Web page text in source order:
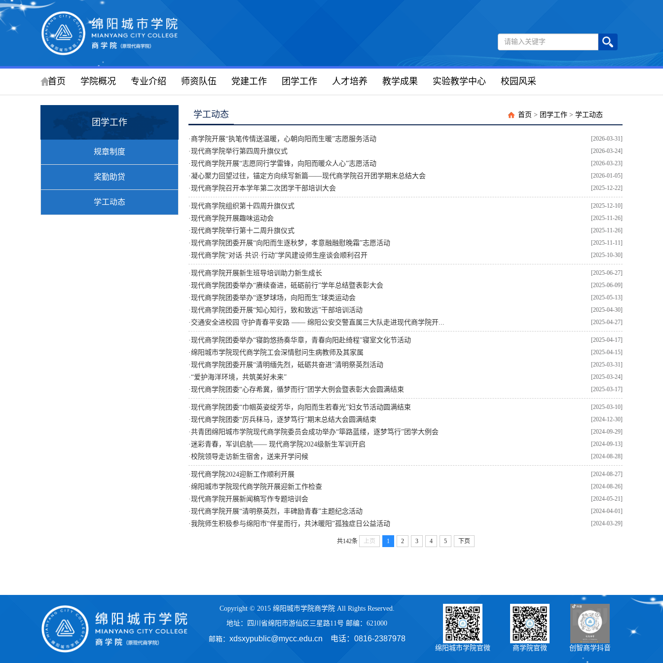
首页 学院概况 专业介绍 师资队伍 党建工作 团学工作 人才培养 教学成果 实验教学中心 校园风采
团学工作
规章制度
奖勤助贷
学工动态
学工动态 首页 > 团学工作 > 学工动态
[2026-03-31]
·商学院开展“执笔传情送温暖，心朝向阳而生暖”志愿服务活动
[2026-03-24]
·现代商学院举行第四周升旗仪式
[2026-03-23]
·现代商学院开展“志愿同行学雷锋，向阳而暖众人心”志愿活动
[2026-01-05]
·凝心聚力回望过往，锚定方向续写新篇——现代商学院召开团学期末总结大会
[2025-12-22]
·现代商学院召开本学年第二次团学干部培训大会
[2025-12-10]
·现代商学院组织第十四周升旗仪式
[2025-11-26]
·现代商学院开展趣味运动会
[2025-11-26]
·现代商学院举行第十二周升旗仪式
[2025-11-11]
·现代商学院团委开展“向阳而生逐秋梦，孝意融融慰晚霜”志愿活动
[2025-10-30]
·现代商学院“对话·共识·行动”学风建设师生座谈会顺利召开
[2025-06-27]
·现代商学院开展新生班导培训助力新生成长
[2025-06-09]
·现代商学院团委举办“赓续奋进，砥砺前行”学年总结暨表彰大会
[2025-05-13]
·现代商学院团委举办“逐梦球场，向阳而生”球类运动会
[2025-04-30]
·现代商学院团委开展“知心知行，致和致远”干部培训活动
[2025-04-27]
· 交通安全进校园 守护青春平安路 —— 绵阳公安交警直属三大队走进现代商学院开...
[2025-04-17]
·现代商学院团委举办“寝韵悠扬奏华章，青春向阳赴绮程”寝室文化节活动
[2025-04-15]
·绵阳城市学院现代商学院工会深情慰问生病教师及其家属
[2025-03-31]
·现代商学院团委开展“清明缅先烈，砥砺共奋进”清明祭英烈活动
[2025-03-24]
·“爱护海洋环境，共筑美好未来”
[2025-03-17]
·现代商学院团委“心存希冀，循梦而行”团学大例会暨表彰大会圆满结束
[2025-03-10]
·现代商学院团委“巾帼英姿绽芳华，向阳而生若春光”妇女节活动圆满结束
[2024-12-30]
·现代商学院团委“厉兵秣马，逐梦笃行”期末总结大会圆满结束
[2024-09-29]
·共青团绵阳城市学院现代商学院委员会成功举办“筚路蓝缕，逐梦笃行”团学大例会
[2024-09-13]
·迷彩青春，军训启航—— 现代商学院2024级新生军训开启
[2024-08-28]
·校院领导走访新生宿舍，送来开学问候
[2024-08-27]
·现代商学院2024迎新工作顺利开展
[2024-08-26]
·绵阳城市学院现代商学院开展迎新工作检查
[2024-05-21]
·现代商学院开展新闻稿写作专题培训会
[2024-04-01]
·现代商学院开展“清明祭英烈，丰碑励青春”主题纪念活动
[2024-03-29]
·我院师生积极参与绵阳市“伴星而行，共沐暖阳”孤独症日公益活动
共142条 上页 1 2 3 4 5 下页
Copyright © 2015 绵阳城市学院商学院 All Rights Reserved.
地址：四川省绵阳市游仙区三星路11号 邮编：621000
邮箱： xdsxypublic@mycc.edu.cn 电话： 0816-2387978
绵阳城市学院官微 商学院官微 创智商学抖音